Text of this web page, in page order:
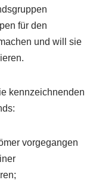
für den
und will sie
kennzeichnenden
vorgegangen